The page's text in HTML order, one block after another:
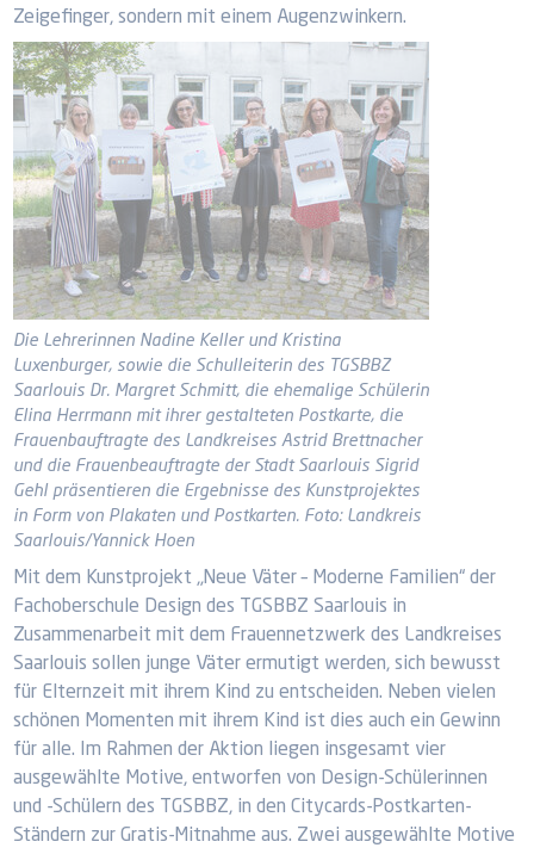
Zeigefinger, sondern mit einem Augenzwinkern.
Die Lehrerinnen Nadine Keller und Kristina
Luxenburger, sowie die Schulleiterin des TGSBBZ
Saarlouis Dr. Margret Schmitt, die ehemalige Schülerin
Elina Herrmann mit ihrer gestalteten Postkarte, die
Frauenbauftragte des Landkreises Astrid Brettnacher
und die Frauenbeauftragte der Stadt Saarlouis Sigrid
Gehl präsentieren die Ergebnisse des Kunstprojektes
in Form von Plakaten und Postkarten. Foto: Landkreis
Saarlouis/Yannick Hoen
Mit dem Kunstprojekt „Neue Väter – Moderne Familien“ der
Fachoberschule Design des TGSBBZ Saarlouis in
Zusammenarbeit mit dem Frauennetzwerk des Landkreises
Saarlouis sollen junge Väter ermutigt werden, sich bewusst
für Elternzeit mit ihrem Kind zu entscheiden. Neben vielen
schönen Momenten mit ihrem Kind ist dies auch ein Gewinn
für alle. Im Rahmen der Aktion liegen insgesamt vier
ausgewählte Motive, entworfen von Design-Schülerinnen
und -Schülern des TGSBBZ, in den Citycards-Postkarten-
Ständern zur Gratis-Mitnahme aus. Zwei ausgewählte Motive